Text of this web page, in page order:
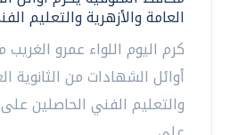
العامة والأزهرية والتعليم
كرم اليوم اللواء عمرو
أوائل الشهادات من الثانوية
والتعليم الفني الحاصلين